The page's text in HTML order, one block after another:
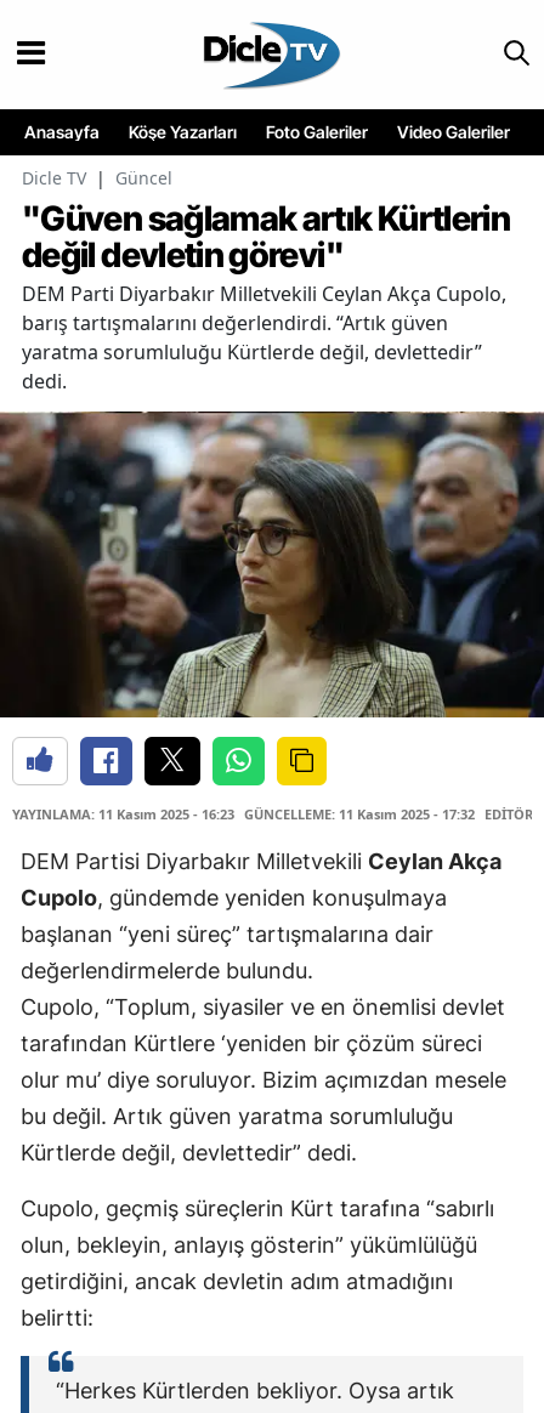
Anasayfa Köşe Yazarları Foto Galeriler Video Galeriler
Dicle TV | Güncel
"Güven sağlamak artık Kürtlerin
değil devletin görevi"
DEM Parti Diyarbakır Milletvekili Ceylan Akça Cupolo,
barış tartışmalarını değerlendirdi. “Artık güven
yaratma sorumluluğu Kürtlerde değil, devlettedir”
dedi.
YAYINLAMA: 11 Kasım 2025 - 16:23 GÜNCELLEME: 11 Kasım 2025 - 17:32 EDİTÖR:
DEM Partisi Diyarbakır Milletvekili Ceylan Akça
Cupolo, gündemde yeniden konuşulmaya
başlanan “yeni süreç” tartışmalarına dair
değerlendirmelerde bulundu.
Cupolo, “Toplum, siyasiler ve en önemlisi devlet
tarafından Kürtlere ‘yeniden bir çözüm süreci
olur mu’ diye soruluyor. Bizim açımızdan mesele
bu değil. Artık güven yaratma sorumluluğu
Kürtlerde değil, devlettedir” dedi.
Cupolo, geçmiş süreçlerin Kürt tarafına “sabırlı
olun, bekleyin, anlayış gösterin” yükümlülüğü
getirdiğini, ancak devletin adım atmadığını
belirtti:
“Herkes Kürtlerden bekliyor. Oysa artık